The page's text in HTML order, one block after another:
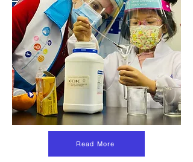
Read More